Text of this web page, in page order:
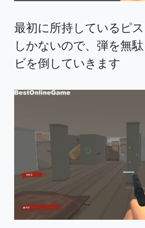
最初に所持しているピ
しかないので、弾を無
ビを倒していきます